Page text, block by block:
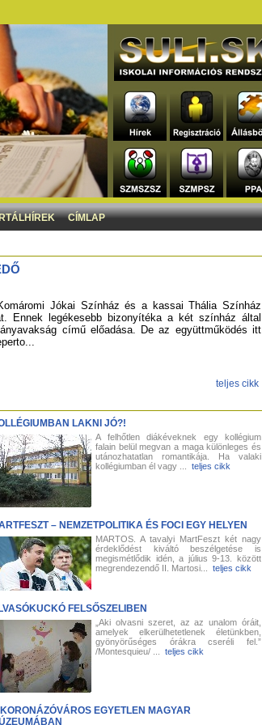
CÍMLAP
Jókai Színház és a kassai Thália Színház
Ennek legékesebb bizonyítéka a két színház által
című előadása. De az együttműködés itt
teljes cikk
LAKNI JÓ?!
A felhőtlen diákéveknek egy kollégium
falain belül megvan a maga különleges és
utánozhatatlan romantikája. Ha valaki
kollégiumban él vagy ... teljes cikk
– NEMZETPOLITIKA ÉS FOCI EGY HELYEN
MARTOS. A tavalyi MartFeszt két nagy
érdeklődést kiváltó beszélgetése is
megismétlődik idén, a július 9-13. között
megrendezendő II. Martosi... teljes cikk
FELSŐSZELIBEN
„Aki olvasni szeret, az az unalom óráit,
amelyek elkerülhetetlenek életünkben,
gyönyörűséges órákra cseréli fel.”
/Montesquieu/ ... teljes cikk
EGYETLEN MAGYAR